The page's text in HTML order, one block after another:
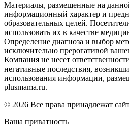
Материалы, размещенные на
информационный характер и
образовательных целей.
использовать их в качестве
Определение диагноза и выбор
исключительно прерогативой
Компания не несет
негативные последствия,
использования информации,
plusmama.ru.
© 2026 Все права принадлежат
Ваша приватность